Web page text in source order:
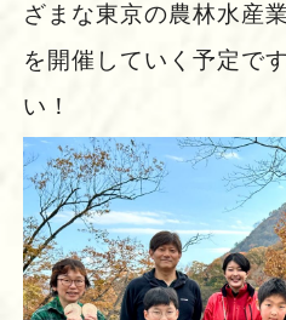
ざまな東京の農林水産
を開催していく予定で
い！